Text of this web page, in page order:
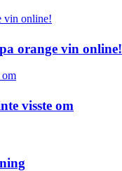
orange vin online!
visste om